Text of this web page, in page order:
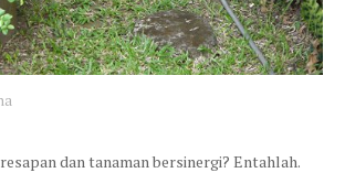
dan tanaman bersinergi? Entahlah.